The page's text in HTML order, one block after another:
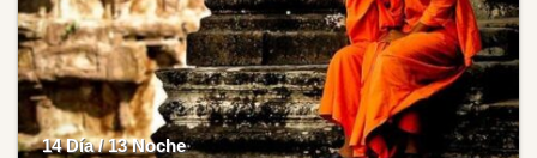
14 Día / 13 Noche